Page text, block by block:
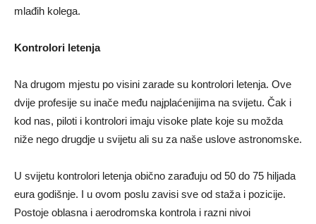
mlađih kolega.
Kontrolori letenja
Na drugom mjestu po visini zarade su kontrolori letenja. Ove
dvije profesije su inače među najplaćenijima na svijetu. Čak i
kod nas, piloti i kontrolori imaju visoke plate koje su možda
niže nego drugdje u svijetu ali su za naše uslove astronomske.
U svijetu kontrolori letenja obično zarađuju od 50 do 75 hiljada
eura godišnje. I u ovom poslu zavisi sve od staža i pozicije.
Postoje oblasna i aerodromska kontrola i razni nivoi